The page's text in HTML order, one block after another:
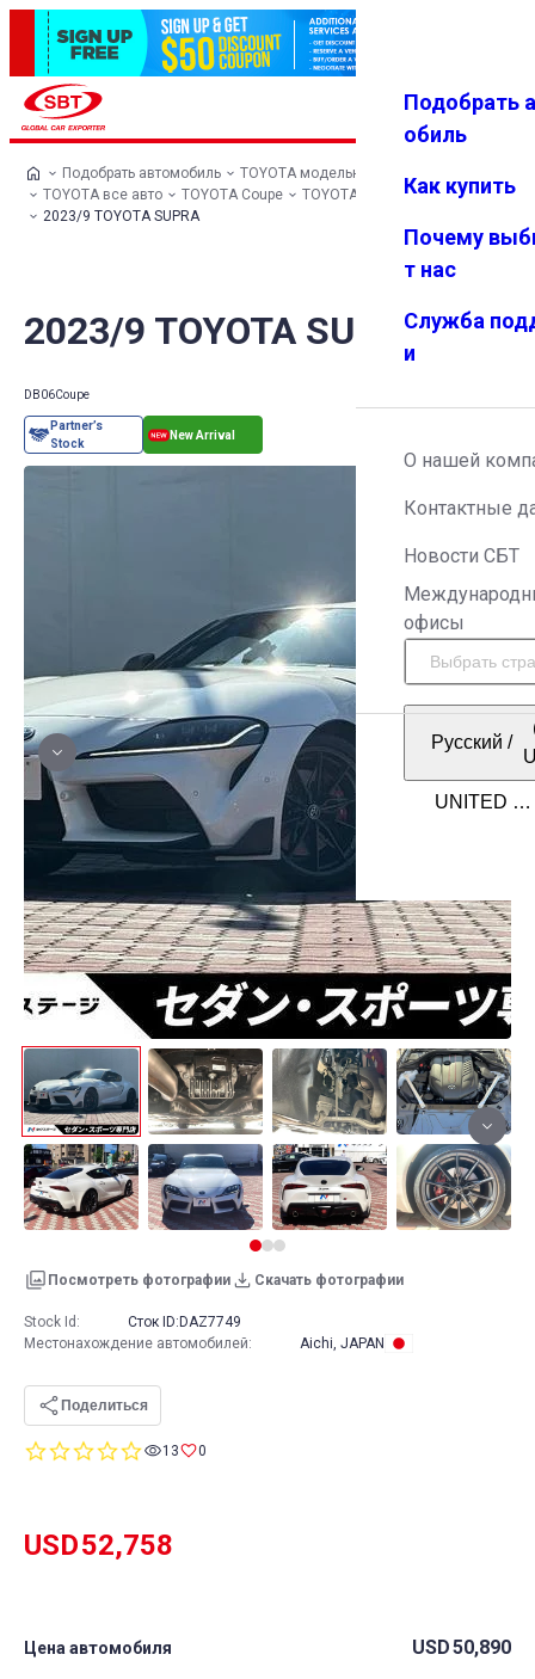
Избранн
Меню
Подобрать
обиль
Как купить
Почему
т нас
Служба
и
О нашей
Контактные
Новости СБТ
офисы
Русский /
Подобрать автомобиль
TOYOTA модельный ряд
TOYOTA все авто
TOYOTA Coupe
TOYOTA SUPRA
2023/9 TOYOTA SUPRA
2023/9 TOYOTA SUPRA
DB06Coupe
Посмотреть фотографии Скачать фотографии
0.013 0
USD52,758
Цена автомобиля USD50,890
Stock Id: Сток ID: DAZ7749
Местонахождение автомобилей: Aichi, JAPAN
Поделиться